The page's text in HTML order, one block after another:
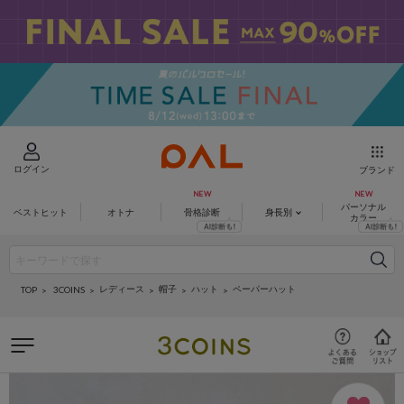
ログイン ブランド
ベストヒット オトナ 骨格診断 身長別
パーソナル
カラー
TOP 3COINS レディース 帽子 ハット ペーパーハット